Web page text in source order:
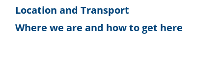
Location and Transport
Where we are and how to get here